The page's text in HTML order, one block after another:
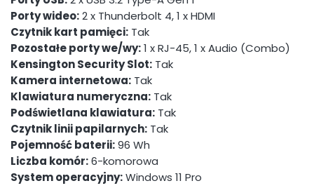
Porty wideo:2 x Thunderbolt 4, 1 x HDMI
Czytnik kart pamięci: Tak
Pozostałe porty we/wy:1 x RJ-45, 1 x Audio (Combo)
Kensington Security Slot: Tak
Kamera internetowa: Tak
Klawiatura numeryczna: Tak
Podświetlana klawiatura: Tak
Czytnik linii papilarnych: Tak
Pojemność baterii:96 Wh
Liczba komór:6-komorowa
System operacyjny:Windows 11 Pro